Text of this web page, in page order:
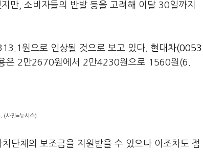
만, 소비자들의 반발 등을 고려해 이달 30일까지
원으로 인상될 것으로 보고 있다. 현대차(0053
은 2만2670원에서 2만4230원으로 1560원(6.
(사진=뉴시스)
단체의 보조금을 지원받을 수 있으나 이조차도 점